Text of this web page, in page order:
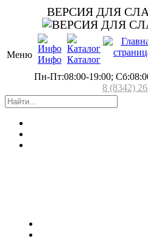
ВЕРСИЯ ДЛЯ
Меню Инфо Каталог
Пн-Пт:08:00-19:00;
8 (8342)